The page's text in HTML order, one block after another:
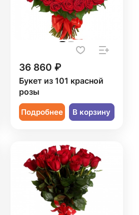
36 860 ₽
Букет из 101 красной
розы
Подробнее В корзину